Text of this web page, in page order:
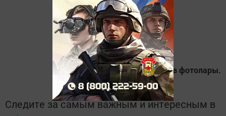
Нурхан Дәүләтов фотолары.
Следите за самым важным и интересным в